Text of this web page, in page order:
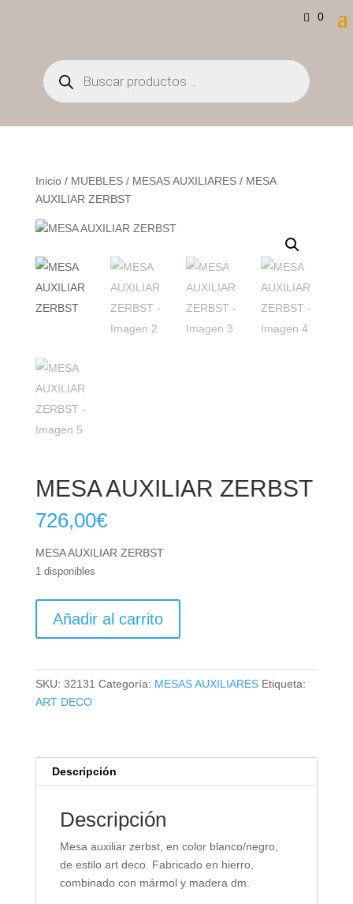
0
Búsqueda
de
productos
Inicio/ MUEBLES/ MESAS AUXILIARES/ MESA
AUXILIAR ZERBST
MESA AUXILIAR ZERBST
726,00€
MESA AUXILIAR ZERBST
1 disponibles
AUXILIAR
Añadir al carrito
SKU: 32131 Categoría: MESAS AUXILIARES Etiqueta:
ART DECO
Descripción
Descripción
Mesa auxiliar zerbst, en color blanco/negro,
de estilo art deco. Fabricado en hierro,
combinado con mármol y madera dm.